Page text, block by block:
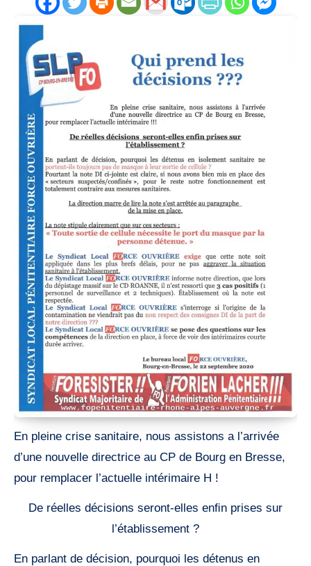
En pleine crise sanitaire, nous assistons a l’arrivée
d’une nouvelle directrice au CP de Bourg en Bresse,
pour remplacer l’actuelle intérimaire H !
De réelles décisions seront-elles enﬁn prises sur
l’établissement ?
En parlant de décision, pourquoi les détenus en